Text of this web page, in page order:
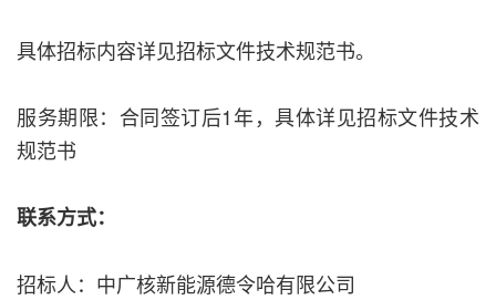
具体招标内容详见招标文件技术规范书。
服务期限：合同签订后1年，具体详见招标文件技术
规范书
联系方式：
招标人：中广核新能源德令哈有限公司